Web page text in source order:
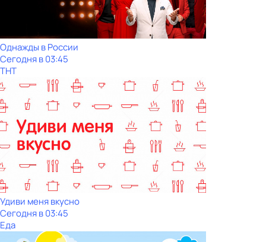
Однажды в России
Сегодня в 03:45
ТНТ
Удиви меня вкусно
Сегодня в 03:45
Еда